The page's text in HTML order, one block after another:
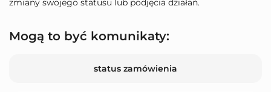
Mogą to być komunikaty:
status zamówienia